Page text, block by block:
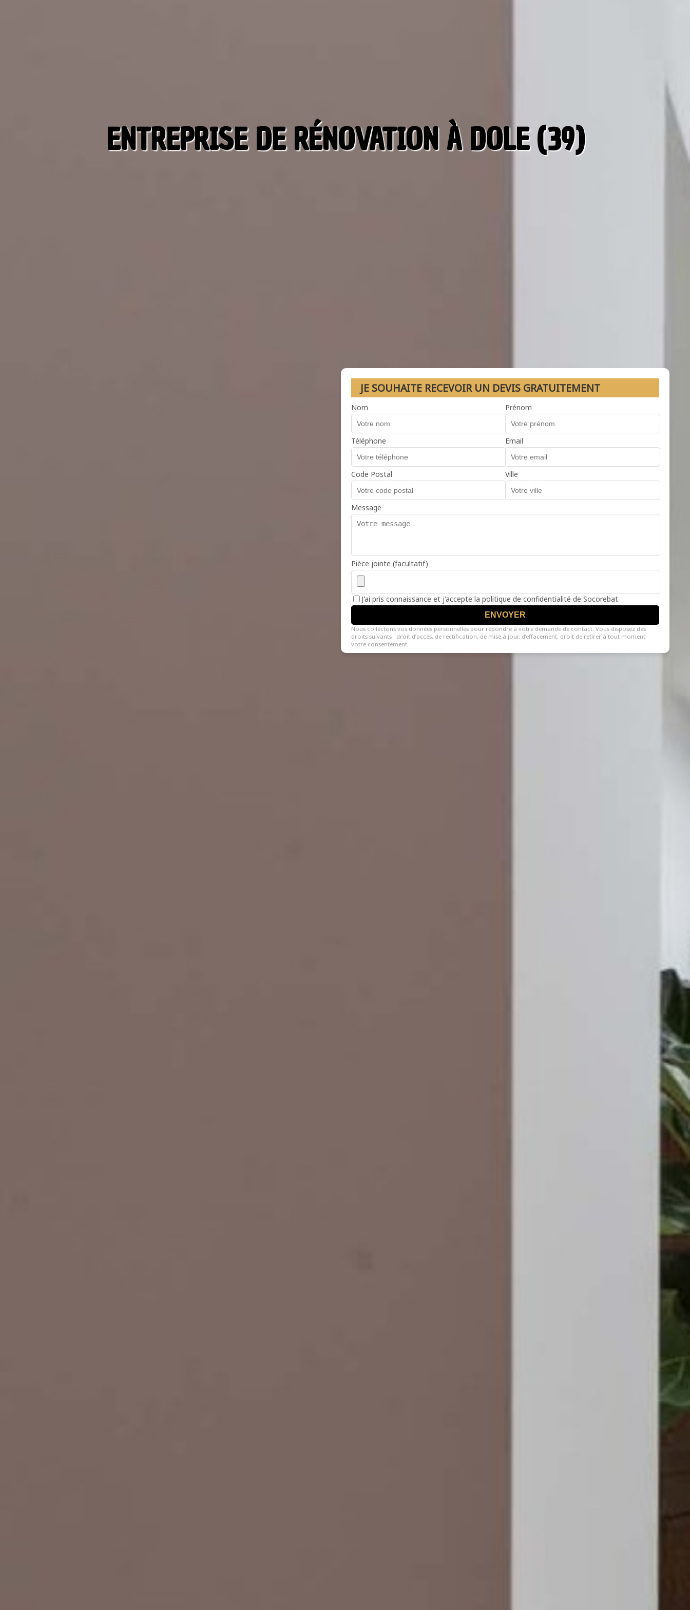
ENTREPRISE DE RÉNOVATION À DOLE (39)
JE SOUHAITE RECEVOIR UN DEVIS GRATUITEMENT
Nom Prénom
Téléphone Email
Code Postal Ville
Message
Pièce jointe (facultatif)
J'ai pris connaissance et j'accepte la politique de confidentialité de Socorebat
ENVOYER
Nous collectons vos données personnelles pour répondre à votre demande de contact. Vous disposez des
droits suivants : droit d’accès, de rectification, de mise à jour, d’effacement, droit de retirer à tout moment
votre consentement.